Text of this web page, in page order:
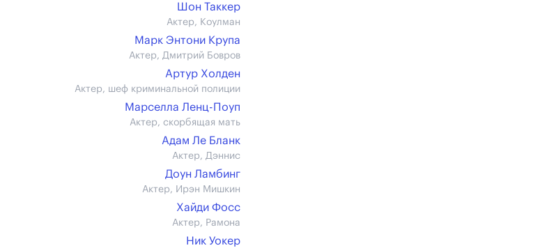
Шон Таккер
Актер, Коулман
Марк Энтони Крупа
Актер, Дмитрий Бовров
Артур Холден
Актер, шеф криминальной полиции
Марселла Ленц-Поуп
Актер, скорбящая мать
Адам Ле Бланк
Актер, Дэннис
Доун Ламбинг
Актер, Ирэн Мишкин
Хайди Фосс
Актер, Рамона
Ник Уокер